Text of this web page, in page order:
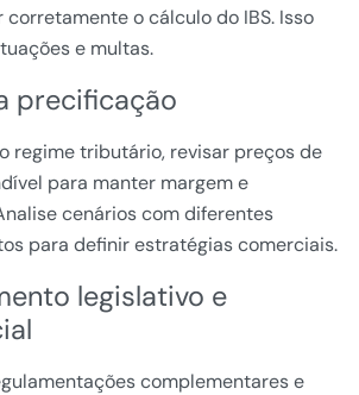
o cálculo do IBS. Isso
e multas.
precificação
regime tributário, revisar preços de
para manter margem e
cenários com diferentes
para definir estratégias comerciais.
legislativo e
complementares e